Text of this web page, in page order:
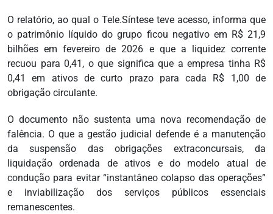
O relatório, ao qual o Tele.Síntese teve acesso, informa que
o patrimônio líquido do grupo ficou negativo em R$ 21,9
bilhões em fevereiro de 2026 e que a liquidez corrente
recuou para 0,41, o que significa que a empresa tinha R$
0,41 em ativos de curto prazo para cada R$ 1,00 de
obrigação circulante.
O documento não sustenta uma nova recomendação de
falência. O que a gestão judicial defende é a manutenção
da suspensão das obrigações extraconcursais, da
liquidação ordenada de ativos e do modelo atual de
condução para evitar “instantâneo colapso das operações”
e inviabilização dos serviços públicos essenciais
remanescentes.